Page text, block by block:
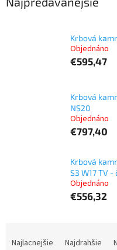
Krbová
Objednáno
€595,47
Krbová
NS20
Objednáno
€797,40
Krbová
S3 W17 TV -
Objednáno
€556,32
Najlacnejšie Najdrahšie